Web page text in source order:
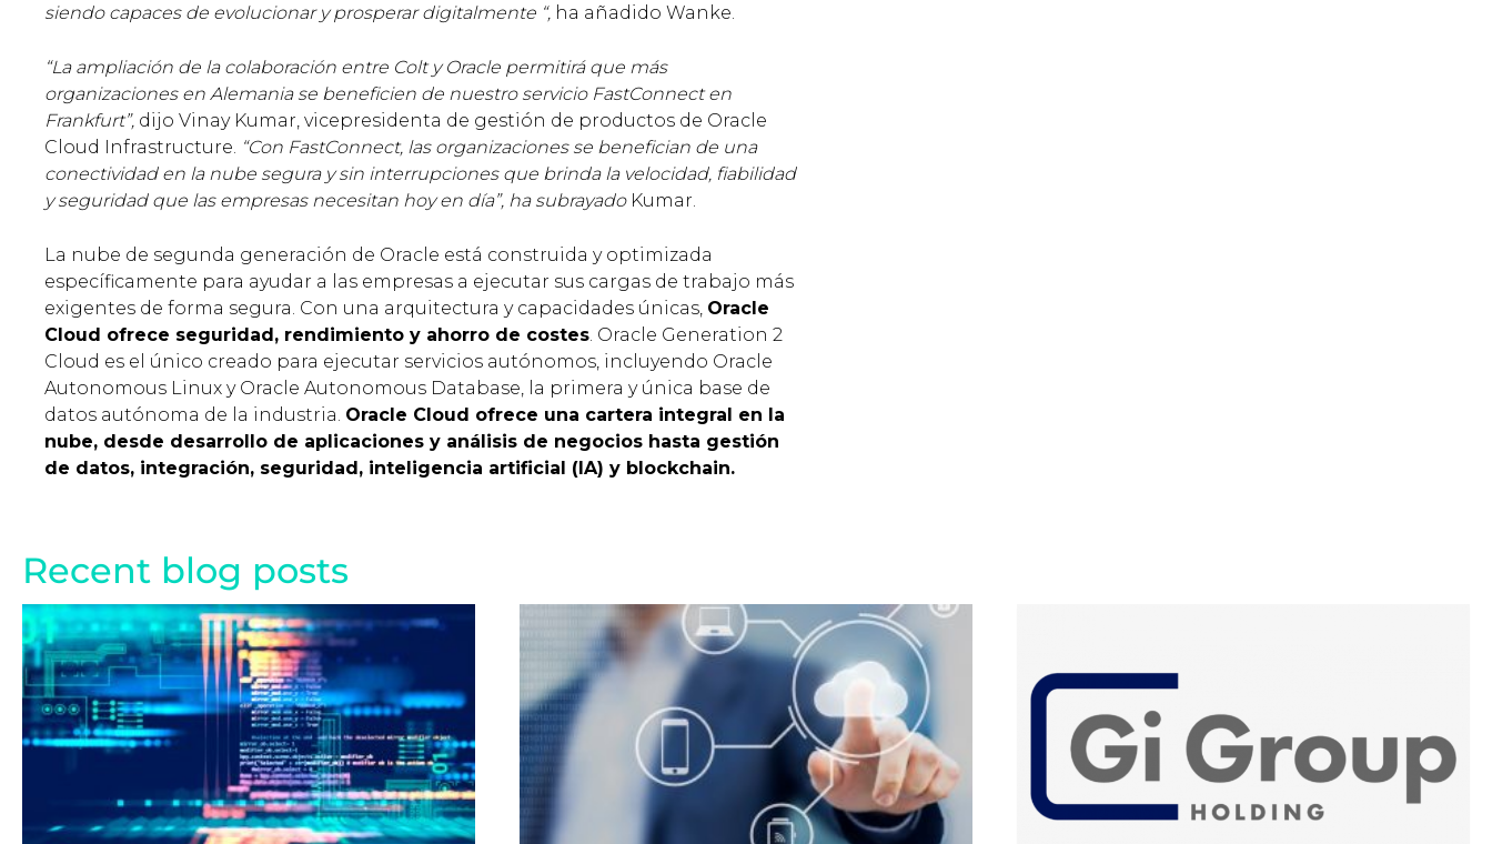
siendo capaces de evolucionar y prosperar digitalmente “, ha añadido Wanke.
“La ampliación de la colaboración entre Colt y Oracle permitirá que más
organizaciones en Alemania se beneficien de nuestro servicio FastConnect en
Frankfurt”, dijo Vinay Kumar, vicepresidenta de gestión de productos de Oracle
Cloud Infrastructure. “Con FastConnect, las organizaciones se benefician de una
conectividad en la nube segura y sin interrupciones que brinda la velocidad, fiabilidad
y seguridad que las empresas necesitan hoy en día”, ha subrayadoKumar.
La nube de segunda generación de Oracle está construida y optimizada
específicamente para ayudar a las empresas a ejecutar sus cargas de trabajo más
exigentes de forma segura. Con una arquitectura y capacidades únicas, Oracle
Cloud ofrece seguridad, rendimiento y ahorro de costes. Oracle Generation 2
Cloud es el único creado para ejecutar servicios autónomos, incluyendo Oracle
Autonomous Linux y Oracle Autonomous Database, la primera y única base de
datos autónoma de la industria. Oracle Cloud ofrece una cartera integral en la
nube, desde desarrollo de aplicaciones y análisis de negocios hasta gestión
de datos, integración, seguridad, inteligencia artificial (IA) y blockchain.
Recent blog posts